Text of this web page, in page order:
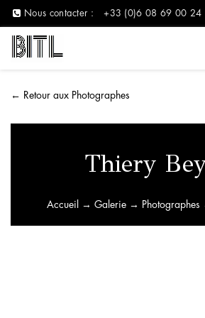
Nous contacter : +33 (0)6 08 69 00 24
← Retour aux Photographes
Thiery
Accueil → Galerie → Photographes